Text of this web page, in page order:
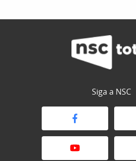
Siga a NSC